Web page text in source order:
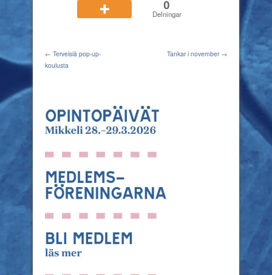
0
Delningar
← Terveisiä pop-up-
koulusta
Tankar i november →